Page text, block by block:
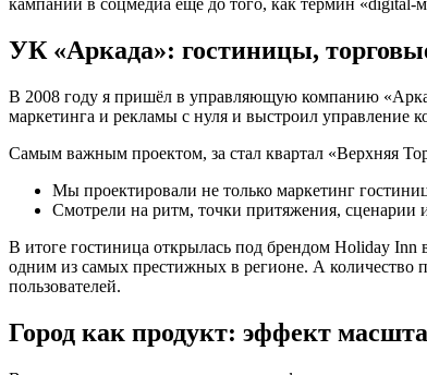
кампании в соцмедиа ещё до того, как термин «digital-
УК «Аркада»: гостиницы,
В 2008 году я пришёл в управляющую компанию
маркетинга и рекламы с нуля и выстроил управление
Самым важным проектом, за стал квартал «Верхняя
Мы проектировали не только маркетинг
Смотрели на ритм, точки притяжения, сценарии
В итоге гостиница открылась под брендом Holiday
одним из самых престижных в регионе. А количество
пользователей.
Город как продукт: эффект